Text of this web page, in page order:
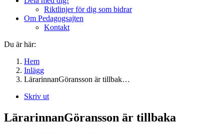
Riktlinjer för dig som bidrar
Om Pedagogsajten
Kontakt
Du är här:
Hem
Inlägg
LärarinnanGöransson är tillbak…
Skriv ut
LärarinnanGöransson är tillbaka